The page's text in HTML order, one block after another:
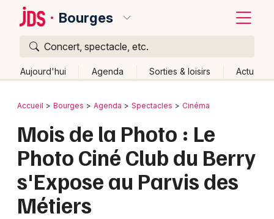
Bourges
Concert, spectacle, etc.
Aujourd'hui Agenda Sorties & loisirs Actu
Publier un événement
Grands événements
Activité & Expérience
Bordeaux
Colmar
Lille
Lyon
Retour
Accueil Bourges Agenda Spectacles Cinéma
Mois de la Photo : Le
Photo Ciné Club du Berry
s'Expose au Parvis des
Métiers
Quoi ?
Où ?
Près de moi
Changer de lieu
Quand ?
Effacer les dates
Aujourd'hui
Demain Ce week-end Autre